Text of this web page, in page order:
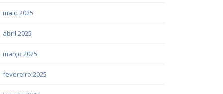
maio 2025
abril 2025
março 2025
fevereiro 2025